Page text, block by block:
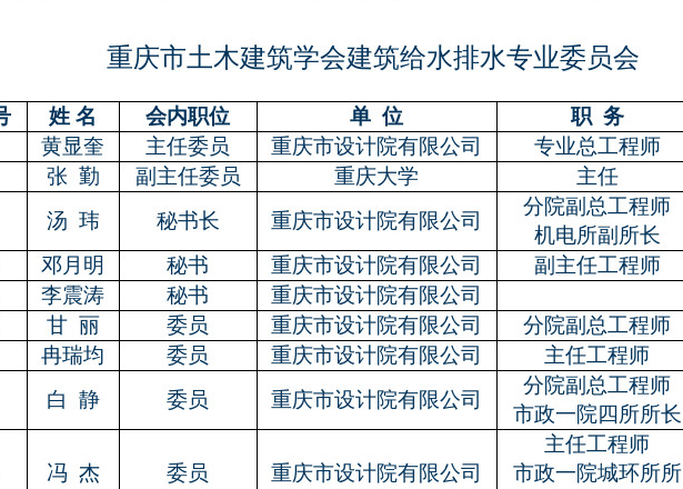
重庆市土木建筑学会建筑给水排水专业委员会
姓 名 会内职位 单 位 职 务
黄显奎 主任委员 重庆市设计院有限公司
专业总工程师
张 勤 副主任委员 重庆大学
主任
汤 玮 秘书长 重庆市设计院有限公司
分院副总工程师
机电所副所长
邓月明 秘书 重庆市设计院有限公司
副主任工程师
李震涛 秘书
重庆市设计院有限公司
甘 丽 委员 重庆市设计院有限公司
分院副总工程师
冉瑞均 委员 重庆市设计院有限公司
主任工程师
白 静 委员 重庆市设计院有限公司
分院副总工程师
市政一院四所所长
冯 杰 委员 重庆市设计院有限公司
主任工程师
市政一院城环所所